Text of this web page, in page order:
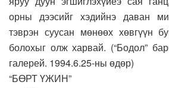
орны дээсийг хэдийнэ даван
тэврэн суусан мөнөөх хөвгүүн
болохыг олж харвай. (“Бодол”
галерей. 1994.6.25-ны өдөр)
“БӨРТ ҮЖИН”